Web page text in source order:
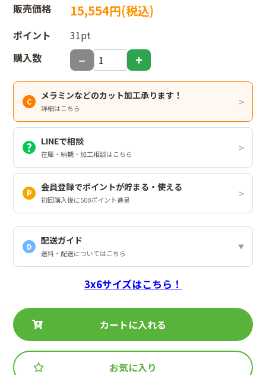
販売価格
15,554円(税込)
ポイント
31pt
購入数
メラミンなどのカット加工承ります！
詳細はこちら
LINEで相談
在庫・納期・加工相談はこちら
会員登録でポイントが貯まる・使える
初回購入後に500ポイント進呈
D
配送ガイド
送料・配送についてはこちら
3x6サイズはこちら！
カートに入れる
お気に入り